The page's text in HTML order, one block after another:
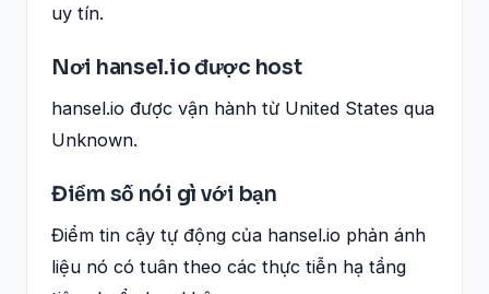
uy tín.
Nơi hansel.io được host
hansel.io được vận hành từ United States qua
Unknown.
Điểm số nói gì với bạn
Điểm tin cậy tự động của hansel.io phản ánh
liệu nó có tuân theo các thực tiễn hạ tầng